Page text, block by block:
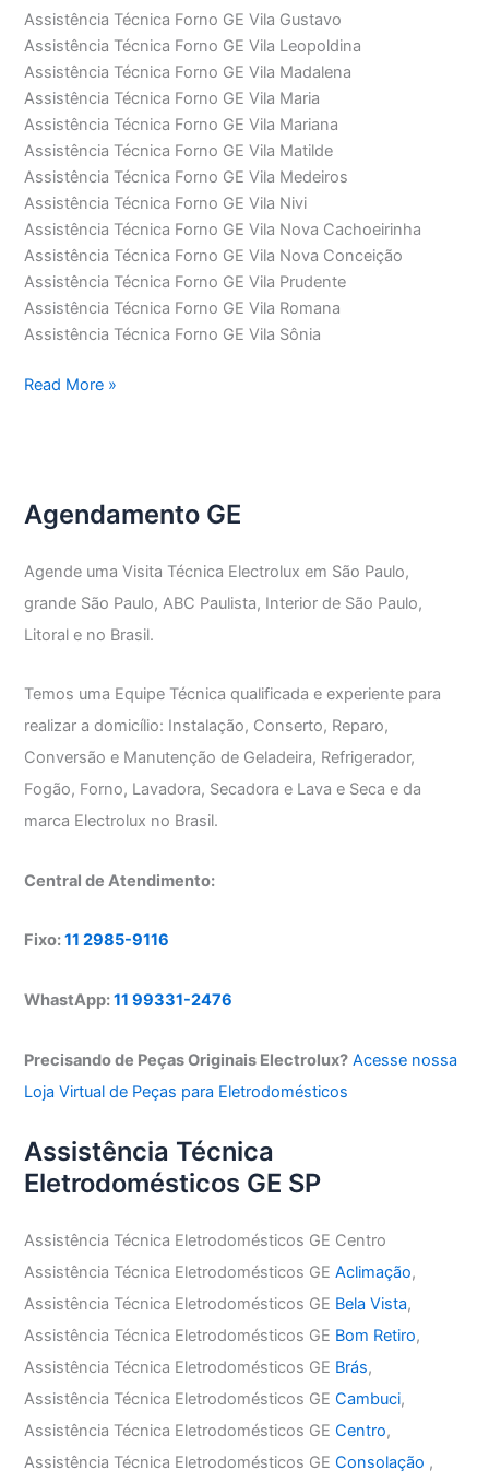
Assistência Técnica Forno GE Vila Gustavo
Assistência Técnica Forno GE Vila Leopoldina
Assistência Técnica Forno GE Vila Madalena
Assistência Técnica Forno GE Vila Maria
Assistência Técnica Forno GE Vila Mariana
Assistência Técnica Forno GE Vila Matilde
Assistência Técnica Forno GE Vila Medeiros
Assistência Técnica Forno GE Vila Nivi
Assistência Técnica Forno GE Vila Nova Cachoeirinha
Assistência Técnica Forno GE Vila Nova Conceição
Assistência Técnica Forno GE Vila Prudente
Assistência Técnica Forno GE Vila Romana
Assistência Técnica Forno GE Vila Sônia
Assistência
Read More »
Agendamento GE
Agende uma Visita Técnica Electrolux em São Paulo,
grande São Paulo, ABC Paulista, Interior de São Paulo,
Litoral e no Brasil.
Temos uma Equipe Técnica qualificada e experiente para
realizar a domicílio: Instalação, Conserto, Reparo,
Conversão e Manutenção de Geladeira, Refrigerador,
Fogão, Forno, Lavadora, Secadora e Lava e Seca e da
marca Electrolux no Brasil.
Central de Atendimento:
Fixo:11 2985-9116
WhastApp:11 99331-2476
Precisando de Peças Originais Electrolux? Acesse nossa
Loja Virtual de Peças para Eletrodomésticos
Assistência Técnica
Eletrodomésticos GE SP
Assistência Técnica Eletrodomésticos GE Centro
Assistência Técnica Eletrodomésticos GEAclimação,
Assistência Técnica Eletrodomésticos GE Bela Vista,
Assistência Técnica Eletrodomésticos GE Bom Retiro,
Assistência Técnica Eletrodomésticos GE Brás,
Assistência Técnica Eletrodomésticos GECambuci,
Assistência Técnica Eletrodomésticos GECentro,
Assistência Técnica Eletrodomésticos GEConsolação ,